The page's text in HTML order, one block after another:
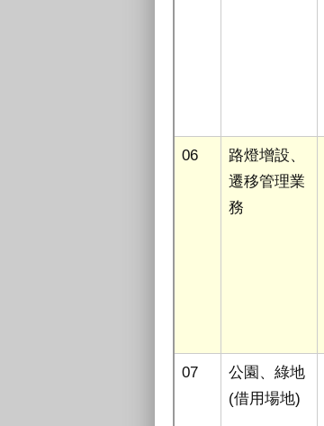
06
路燈增設、
遷移管理業
務
07
公園、綠地
(借用場地)